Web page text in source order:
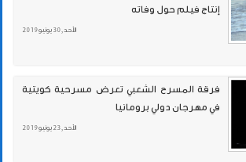
إنتاج فيلم حول وفاته
الأحد , 30 يونيو 2019
فرقة المسرح الشعبي تعرض مسرحية كويتية
في مهرجان دولي برومانيا
الأحد , 23 يونيو 2019